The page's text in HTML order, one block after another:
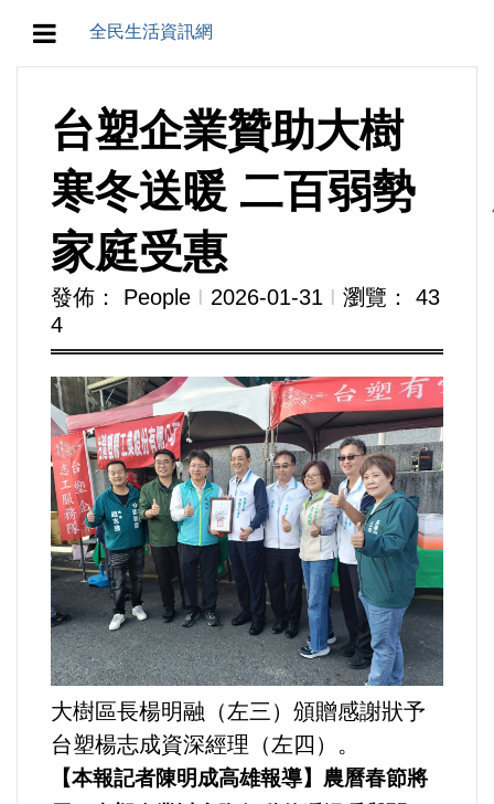
全民生活資訊網
教育/五育/五創
人生/生存/生活
產業/經濟
政治/政黨
農業/技術/肥飼料/農藥/產銷
食品/衛生/醫療/照護
運動/體育/休閒/育樂
兩岸/大陸
寵物/動保
婦女/孩童
台塑企業贊助大樹
寒冬送暖 二百弱勢
家庭受惠
發佈： People Ι 2026-01-31 Ι 瀏覽： 43
4
大樹區長楊明融（左三）頒贈感謝狀予
台塑楊志成資深經理（左四）。
【本報記者陳明成高雄報導】農曆春節將